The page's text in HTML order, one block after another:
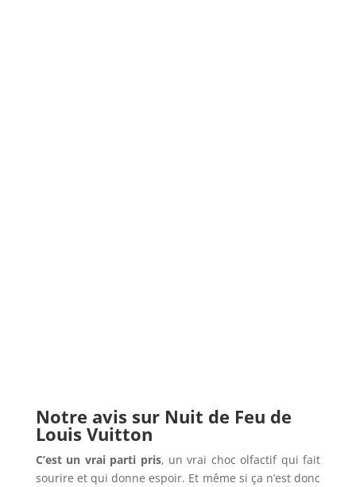
Notre avis sur Nuit de Feu de
Louis Vuitton
C’est un vrai parti pris, un vrai choc olfactif qui fait
sourire et qui donne espoir. Et même si ça n’est donc